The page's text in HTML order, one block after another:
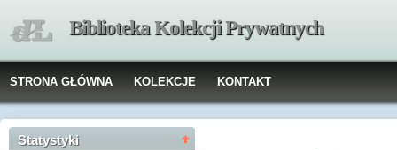
Biblioteka Kolekcji Prywatnych
STRONA GŁÓWNA KOLEKCJE KONTAKT
Statystyki